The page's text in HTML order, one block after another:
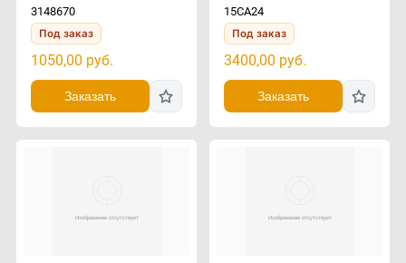
3148670
Под заказ
1050,00 руб.
Заказать
15CA24
Под заказ
3400,00 руб.
Заказать